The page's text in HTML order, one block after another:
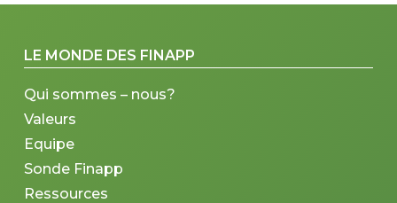
LE MONDE DES FINAPP
Qui sommes – nous?
Valeurs
Equipe
Sonde Finapp
Ressources